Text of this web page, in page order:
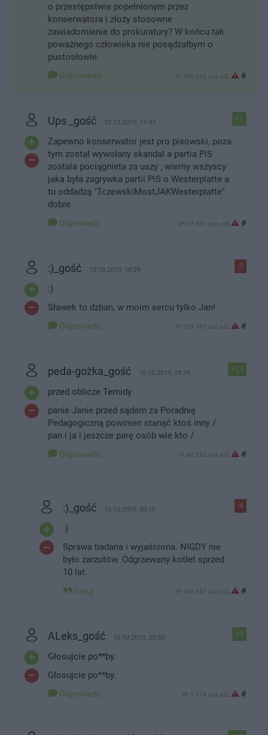
o przestępstwie popełnionym przez
konserwatora i złoży stosowne
zawiadomienie do prokuratury? W końcu tak
poważnego człowieka nie posądzałbym o
pustosłowie.
Odpowiedz IP: 193.243.xx3.xx2 #
+1
Ups _gość 10.10.2019, 17:47
Zapewno konserwator jest pro pisowski, poza
tym został wywołany skandal a partia PiS
zostala pociągnieta za uszy , wiemy wszyscy
jaka była zagrywka partii PiS o Westerplatte a
tu oddadzą "TczewskiMostJAKWesterplatte"
dobre
Odpowiedz IP: 37.201.xx3.xx8 #
-5
:)_gość 10.10.2019, 18:29
:)
Sławek to dzban, w moim sercu tylko Jan!
Odpowiedz IP: 109.197.xx2.xx2 #
+13
peda-gożka_gość 10.10.2019, 18:39
przed oblicze Temidy
panie Janie przed sądem za Poradnię
Pedagogiczną powinien stanąć ktoś inny /
pan i ja i jeszcze parę osób wie kto /
Odpowiedz IP: 94.254.xx9.xx5 #
-4
:)_gość 10.10.2019, 20:16
:)
Sprawa badana i wyjaśniona. NIGDY nie
było zarzutów. Odgrzewany kotlet sprzed
10 lat.
Cytuj IP: 109.197.xx2.xx2 #
+9
ALeks_gość 10.10.2019, 20:50
Głosujcie po**by.
Głosujcie po**by.
Odpowiedz IP: 5.174.xx3.xx2 #